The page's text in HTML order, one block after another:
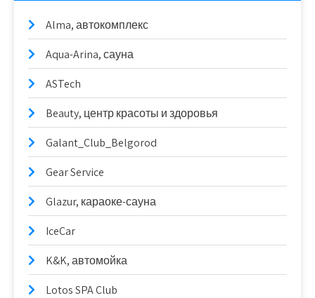
Alma, автокомплекс
Aqua-Arina, сауна
ASTech
Beauty, центр красоты и здоровья
Galant_Club_Belgorod
Gear Service
Glazur, караоке-сауна
IceCar
K&K, автомойка
Lotos SPA Club